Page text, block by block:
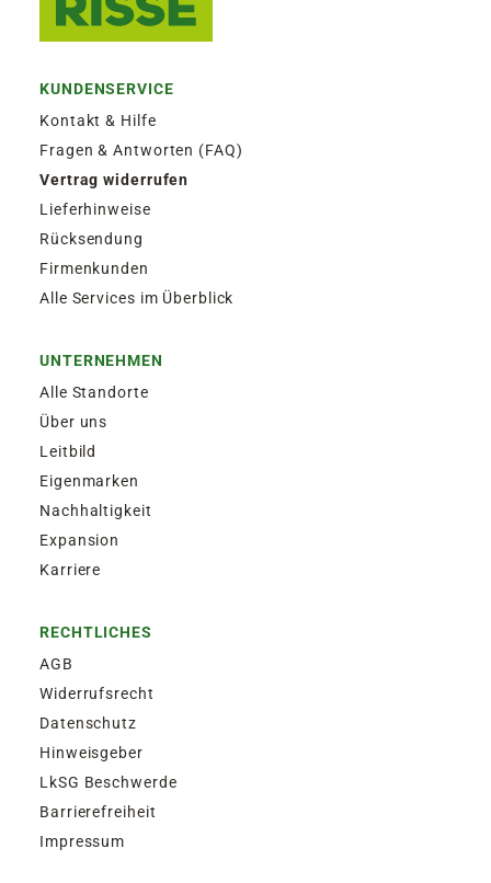
KUNDENSERVICE
Kontakt & Hilfe
Fragen & Antworten (FAQ)
Vertrag widerrufen
Lieferhinweise
Rücksendung
Firmenkunden
Alle Services im Überblick
UNTERNEHMEN
Alle Standorte
Über uns
Leitbild
Eigenmarken
Nachhaltigkeit
Expansion
Karriere
RECHTLICHES
AGB
Widerrufsrecht
Datenschutz
Hinweisgeber
LkSG Beschwerde
Barrierefreiheit
Impressum